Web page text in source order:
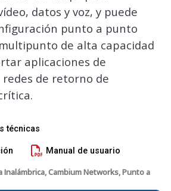
datos y voz, y puede
punto a punto
de alta capacidad
aplicaciones de
de retorno de
técnicas
Manual de usuario
Inalámbrica,Cambium Networks,Punto a